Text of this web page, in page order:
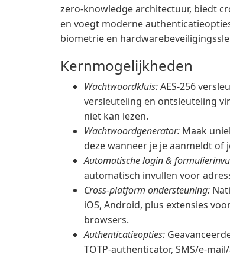
zero-knowledge architectuur, biedt
en voegt moderne
biometrie en
Kernmogelijkheden
Wachtwoordkluis:AES-256
versleuteling en ontsleuteling
niet kan lezen.
Wachtwoordgenerator: Maak
deze wanneer je je aanmeldt of
Automatische login &
automatisch invullen voor
Cross-platform ondersteuning:
iOS, Android, plus extensies
browsers.
Authenticatieopties:
TOTP-authenticator, SMS/e-